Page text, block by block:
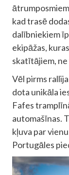
kad trasē
dalībniekiem
ekipāžas,
skatītājiem,
Vēl pirms
dota unikāla
Fafes
automašīnas.
kļuva par
Portugāles